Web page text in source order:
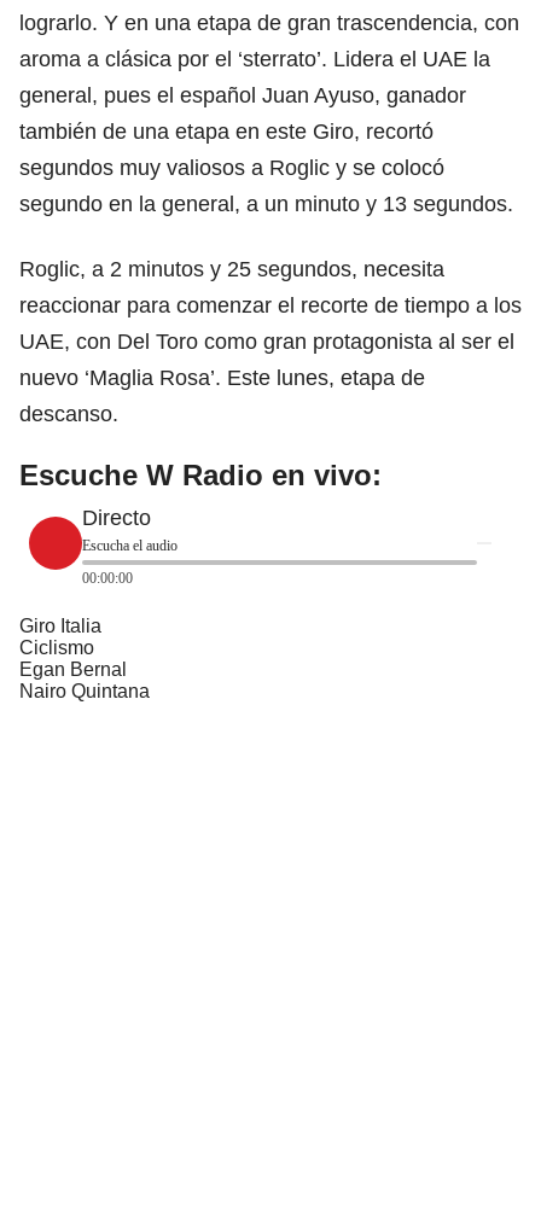
lograrlo. Y en una etapa de gran trascendencia, con
aroma a clásica por el ‘sterrato’. Lidera el UAE la
general, pues el español Juan Ayuso, ganador
también de una etapa en este Giro, recortó
segundos muy valiosos a Roglic y se colocó
segundo en la general, a un minuto y 13 segundos.
Roglic, a 2 minutos y 25 segundos, necesita
reaccionar para comenzar el recorte de tiempo a los
UAE, con Del Toro como gran protagonista al ser el
nuevo ‘Maglia Rosa’. Este lunes, etapa de
descanso.
Escuche W Radio en vivo:
Directo
Escucha el audio
00:00:00
Giro Italia
Ciclismo
Egan Bernal
Nairo Quintana